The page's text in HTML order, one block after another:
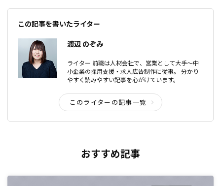
この記事を書いたライター
渡辺 のぞみ
ライター 前職は人材会社で、営業として大手〜中
小企業の採用支援・求人広告制作に従事。 分かり
やすく読みやすい記事を心がけています。
このライターの記事一覧
おすすめ記事